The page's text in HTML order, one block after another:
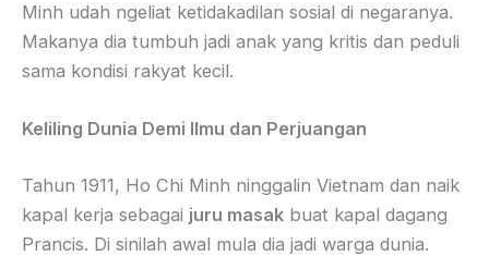
Minh udah ngeliat ketidakadilan sosial di negaranya.
Makanya dia tumbuh jadi anak yang kritis dan peduli
sama kondisi rakyat kecil.
Keliling Dunia Demi Ilmu dan Perjuangan
Tahun 1911, Ho Chi Minh ninggalin Vietnam dan naik
kapal kerja sebagai juru masak buat kapal dagang
Prancis. Di sinilah awal mula dia jadi warga dunia.